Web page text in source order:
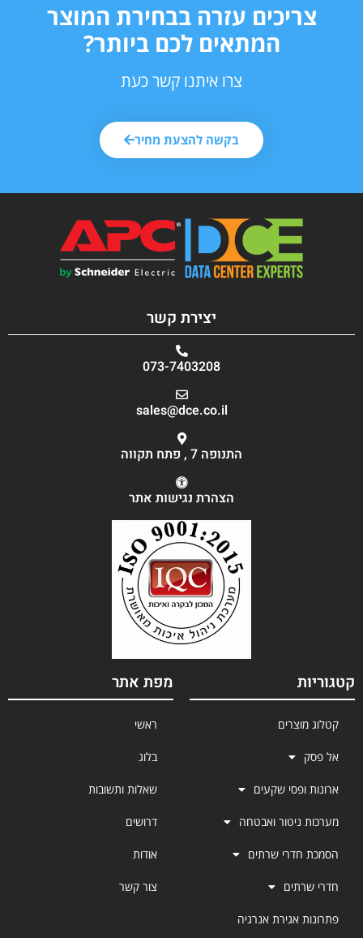
צריכים עזרה בבחירת המוצר
המתאים לכם ביותר?
צרו איתנו קשר כעת
בקשה להצעת מחיר
יצירת קשר
073-7403208
sales@dce.co.il
התנופה 7 , פתח תקווה
הצהרת נגישות אתר
קטגוריות
קטלוג מוצרים
אל פסק
ארונות ופסי שקעים
מערכות ניטור ואבטחה
הסמכת חדרי שרתים
חדרי שרתים
פתרונות אגירת אנרגיה
מפת אתר
ראשי
בלוג
שאלות ותשובות
דרושים
אודות
צור קשר